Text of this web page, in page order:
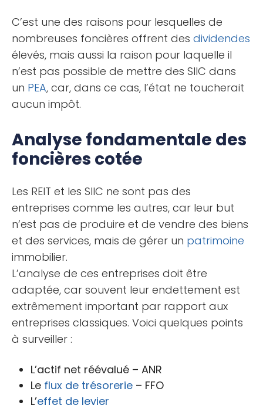
C’est une des raisons pour lesquelles de
nombreuses foncières offrent des dividendes
élevés, mais aussi la raison pour laquelle il
n’est pas possible de mettre des SIIC dans
un PEA, car, dans ce cas, l’état ne toucherait
aucun impôt.
Analyse fondamentale des
foncières cotée
Les REIT et les SIIC ne sont pas des
entreprises comme les autres, car leur but
n’est pas de produire et de vendre des biens
et des services, mais de gérer un patrimoine
immobilier.
L’analyse de ces entreprises doit être
adaptée, car souvent leur endettement est
extrêmement important par rapport aux
entreprises classiques. Voici quelques points
à surveiller :
L’actif net réévalué – ANR
Le flux de trésorerie – FFO
L’effet de levier